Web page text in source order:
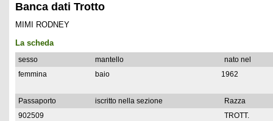
Banca dati Trotto
MIMI RODNEY
La scheda
sesso mantello
nato nel
femmina
baio 1962
Passaporto iscritto nella sezione
Razza
902509
TROTT.